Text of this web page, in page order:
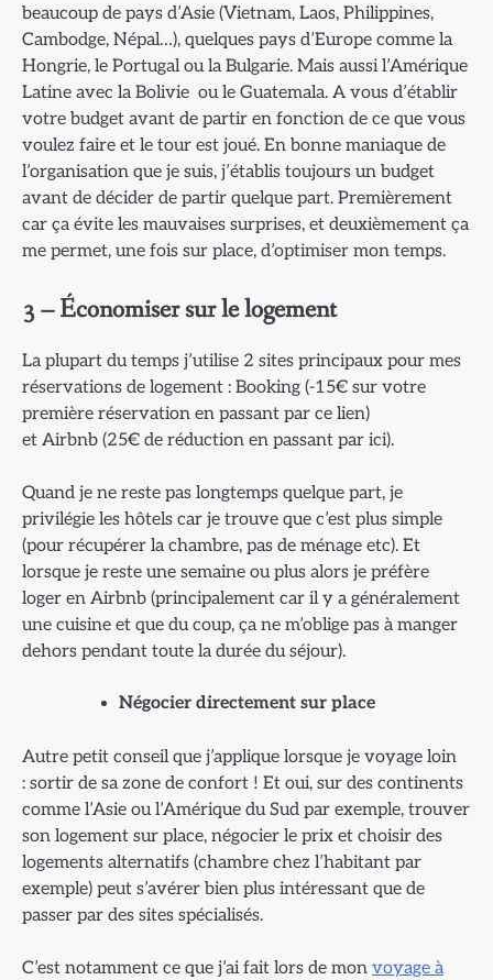
beaucoup de pays d’Asie (Vietnam, Laos, Philippines,
Cambodge, Népal…), quelques pays d’Europe comme la
Hongrie, le Portugal ou la Bulgarie. Mais aussi l’Amérique
Latine avec la Bolivie ou le Guatemala. A vous d’établir
votre budget avant de partir en fonction de ce que vous
voulez faire et le tour est joué. En bonne maniaque de
l’organisation que je suis, j’établis toujours un budget
avant de décider de partir quelque part. Premièrement
car ça évite les mauvaises surprises, et deuxièmement ça
me permet, une fois sur place, d’optimiser mon temps.
3 – Économiser sur le logement
La plupart du temps j’utilise 2 sites principaux pour mes
réservations de logement : Booking (-15€ sur votre
première réservation en passant par ce lien)
et Airbnb (25€ de réduction en passant par ici).
Quand je ne reste pas longtemps quelque part, je
privilégie les hôtels car je trouve que c’est plus simple
(pour récupérer la chambre, pas de ménage etc). Et
lorsque je reste une semaine ou plus alors je préfère
loger en Airbnb (principalement car il y a généralement
une cuisine et que du coup, ça ne m’oblige pas à manger
dehors pendant toute la durée du séjour).
Négocier directement sur place
Autre petit conseil que j’applique lorsque je voyage loin
: sortir de sa zone de confort ! Et oui, sur des continents
comme l’Asie ou l’Amérique du Sud par exemple, trouver
son logement sur place, négocier le prix et choisir des
logements alternatifs (chambre chez l’habitant par
exemple) peut s’avérer bien plus intéressant que de
passer par des sites spécialisés.
C’est notamment ce que j’ai fait lors de mon voyage à